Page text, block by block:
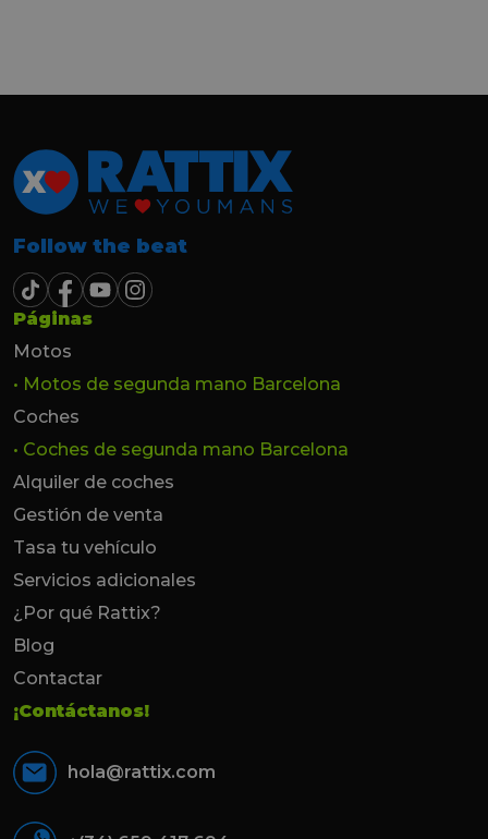
Follow the beat
Páginas
Motos
• Motos de segunda mano Barcelona
Coches
• Coches de segunda mano Barcelona
Alquiler de coches
Gestión de venta
Tasa tu vehículo
Servicios adicionales
¿Por qué Rattix?
Blog
Contactar
¡Contáctanos!
hola@rattix.com